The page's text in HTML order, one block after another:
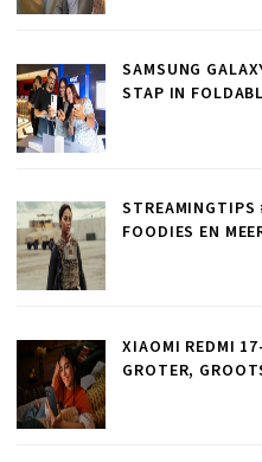
SAMSUNG
STAP IN
STREAMINGTIPS
FOODIES EN
XIAOMI REDMI
GROTER,